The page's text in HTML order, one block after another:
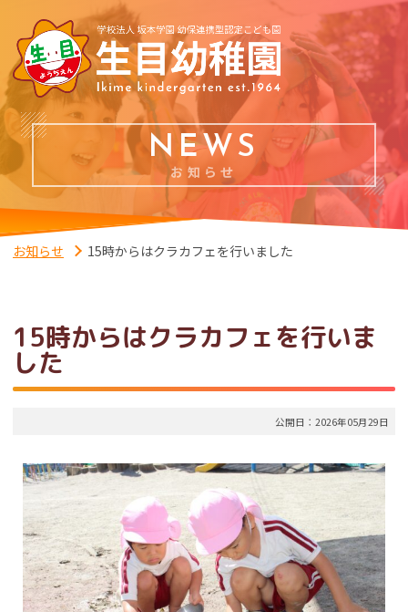
NEWS
お知らせ
お知らせ 15時からはクラカフェを行いました
15時からはクラカフェを行いま
した
公開日：2026年05月29日